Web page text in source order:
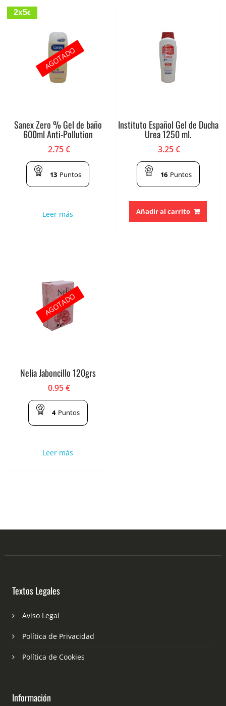
2x5€
Sanex Zero % Gel de baño
600ml Anti-Pollution
2.75€
13 Puntos
Leer más
AGOTADO
Instituto Español Gel de Ducha
Urea 1250 ml.
3.25€
16 Puntos
Añadir al carrito
Nelia Jaboncillo 120grs
0.95€
4 Puntos
Leer más
AGOTADO
Textos Legales
Aviso Legal
Política de Privacidad
Política de Cookies
Información